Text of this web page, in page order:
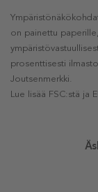
on painettu
prosenttisesti
Joutsenmerkki.
Lue lisää FSC:stä ja